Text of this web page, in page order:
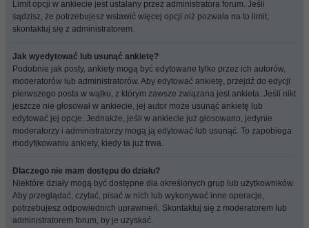
Limit opcji w ankiecie jest ustalany przez administratora forum. Jeśli
sądzisz, że potrzebujesz wstawić więcej opcji niż pozwala na to limit,
skontaktuj się z administratorem.
Jak wyedytować lub usunąć ankietę?
Podobnie jak posty, ankiety mogą być edytowane tylko przez ich autorów,
moderatorów lub administratorów. Aby edytować ankietę, przejdź do edycji
pierwszego posta w wątku, z którym zawsze związana jest ankieta. Jeśli nikt
jeszcze nie głosował w ankiecie, jej autor może usunąć ankietę lub
edytować jej opcje. Jednakże, jeśli w ankiecie już głosowano, jedynie
moderatorzy i administratorzy mogą ją edytować lub usunąć. To zapobiega
modyfikowaniu ankiety, kiedy ta już trwa.
Dlaczego nie mam dostępu do działu?
Niektóre działy mogą być dostępne dla określonych grup lub użytkowników.
Aby przeglądać, czytać, pisać w nich lub wykonywać inne operacje,
potrzebujesz odpowiednich uprawnień. Skontaktuj się z moderatorem lub
administratorem forum, by je uzyskać.